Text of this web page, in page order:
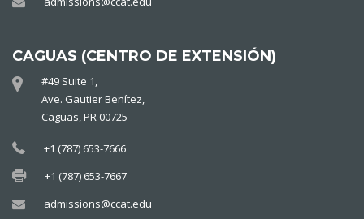
CAGUAS (CENTRO DE EXTENSIÓN)
#49 Suite 1,
Ave. Gautier Benítez,
Caguas, PR 00725
+1 (787) 653-7666
+1 (787) 653-7667
admissions@ccat.edu